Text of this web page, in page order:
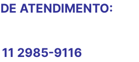
ATENDIMENTO:
11 2985-9116